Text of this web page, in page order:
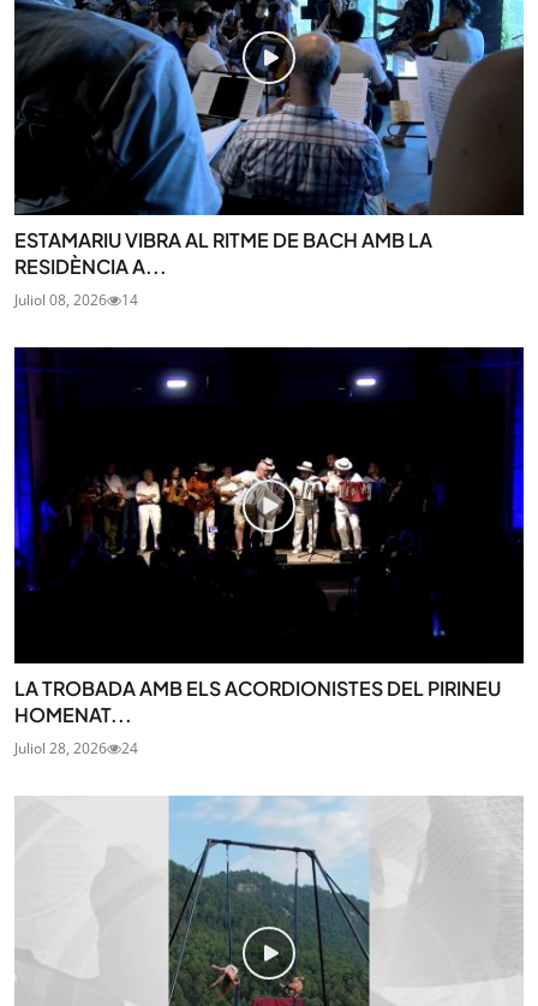
ESTAMARIU VIBRA AL RITME DE BACH AMB LA
RESIDÈNCIA A...
Juliol 08, 2026 14
LA TROBADA AMB ELS ACORDIONISTES DEL PIRINEU
HOMENAT...
Juliol 28, 2026 24